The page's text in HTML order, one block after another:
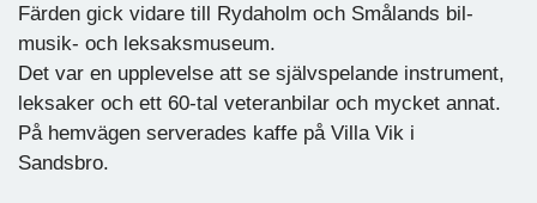
Färden gick vidare till Rydaholm och Smålands bil-
musik- och leksaksmuseum.
Det var en upplevelse att se självspelande instrument,
leksaker och ett 60-tal veteranbilar och mycket annat.
På hemvägen serverades kaffe på Villa Vik i
Sandsbro.